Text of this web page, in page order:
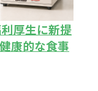
厚生に新提
康的な食事